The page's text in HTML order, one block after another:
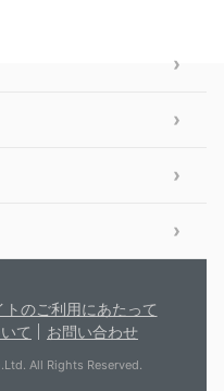
トのご利用にあたって
て
お問い合わせ
All Rights Reserved.